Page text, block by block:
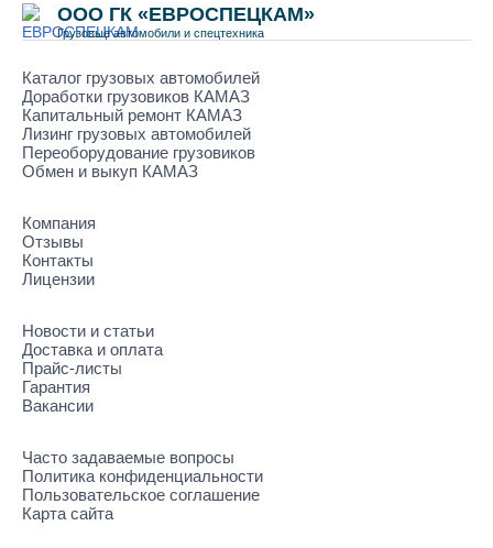
ООО ГК «ЕВРОСПЕЦКАМ»
Грузовые автомобили и спецтехника
Каталог грузовых автомобилей
Доработки грузовиков КАМАЗ
Капитальный ремонт КАМАЗ
Лизинг грузовых автомобилей
Переоборудование грузовиков
Обмен и выкуп КАМАЗ
Компания
Отзывы
Контакты
Лицензии
Новости и статьи
Доставка и оплата
Прайс-листы
Гарантия
Вакансии
Часто задаваемые вопросы
Политика конфиденциальности
Пользовательское соглашение
Карта сайта